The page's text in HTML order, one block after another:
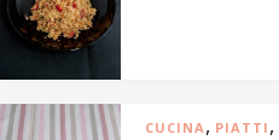
CUCINA , PIATTI ,